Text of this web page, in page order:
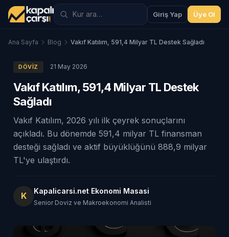
Giriş Yap Üye Ol
Ana Sayfa Blog Vakıf Katılım, 591,4 Milyar TL Destek Sağladı
DÖVIZ 21 May 2026
Vakıf Katılım, 591,4 Milyar TL Destek
Sağladı
Vakıf Katılım, 2026 yılı ilk çeyrek sonuçlarını
açıkladı. Bu dönemde 591,4 milyar TL finansman
desteği sağladı ve aktif büyüklüğünü 888,9 milyar
TL'ye ulaştırdı.
K Kapalicarsi.net Ekonomi Masasi
Senior Doviz ve Makroekonomi Analisti